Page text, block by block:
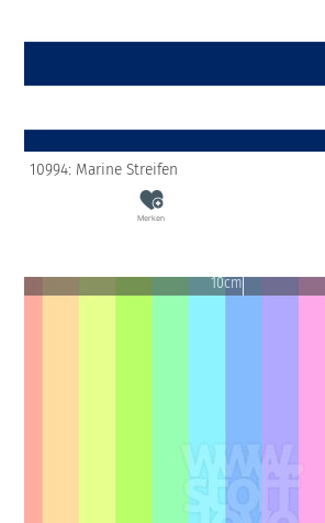
10994: Marine Streifen
Merken
10cm